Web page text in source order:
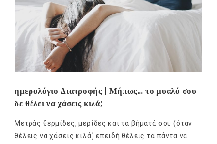
ημερολόγιο Διατροφής | Μήπως… το μυαλό σου
δε θέλει να χάσεις κιλά;
Μετράς θερμίδες, μερίδες και τα βήματά σου (όταν
θέλεις να χάσεις κιλά) επειδή θέλεις τα πάντα να